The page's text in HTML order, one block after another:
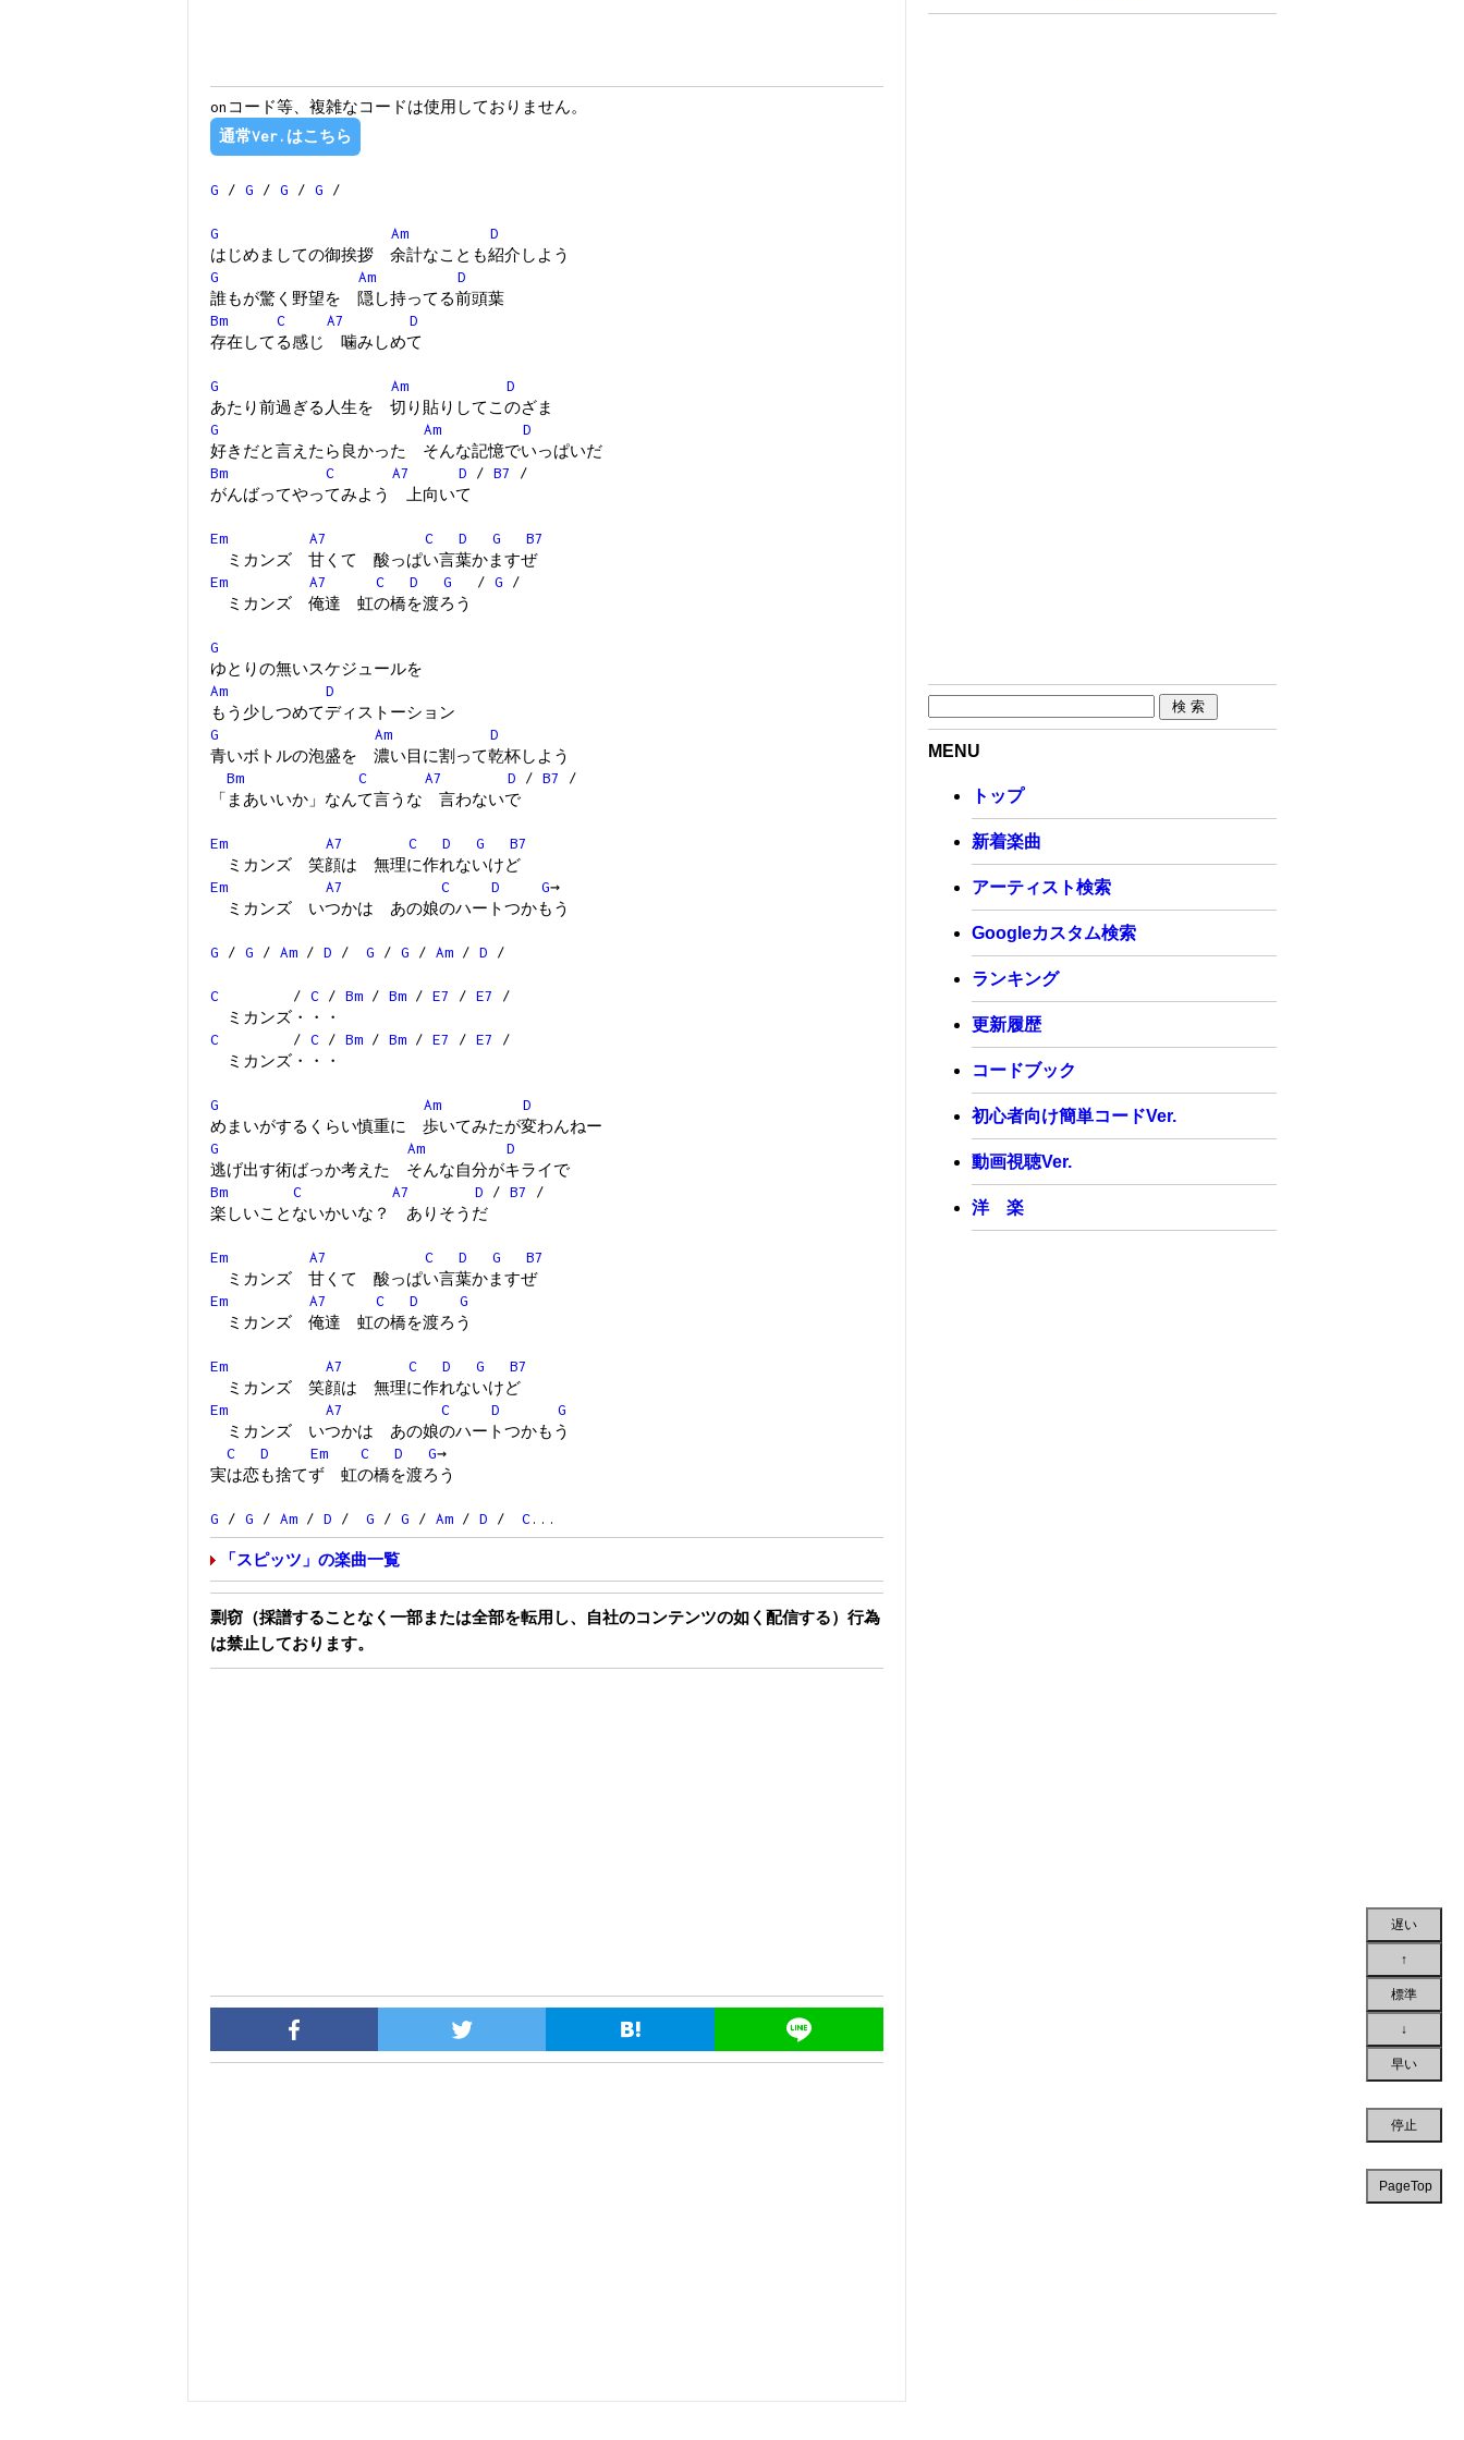
onコード等、複雑なコードは使用しておりません。
通常Ver.はこちら
G / G / G / G /
G Am
D
はじめましての御挨拶 余計なことも紹介しよう
G
Am
D
誰もが驚く野望を 隠し持ってる前頭葉
Bm
C A7
D
存在してる感じ 噛みしめて
G Am
D
あたり前過ぎる人生を 切り貼りしてこのざま
G
Am
D
好きだと言えたら良かった そんな記憶でいっぱいだ
Bm
C A7 D / B7
/
がんばってやってみよう 上向いて
Em A7 C D G
B7
ミカンズ 甘くて 酸っぱい言葉かますぜ
Em
A7 C D G / G /
ミカンズ 俺達 虹の橋を渡ろう
G
ゆとりの無いスケジュールを
Am
D
もう少しつめてディストーション
G
Am
D
青いボトルの泡盛を 濃い目に割って乾杯しよう
Bm
C A7 D / B7
/
「まあいいか」なんて言うな 言わないで
Em A7 C D G
B7
ミカンズ 笑顔は 無理に作れないけど
Em
A7 C D G→
ミカンズ いつかは あの娘のハートつかもう
G / G / Am / D / G / G / Am / D /
C / C / Bm / Bm / E7 / E7
/
ミカンズ・・・
C / C / Bm / Bm / E7 / E7
/
ミカンズ・・・
G Am
D
めまいがするくらい慎重に 歩いてみたが変わんねー
G
Am
D
逃げ出す術ばっか考えた そんな自分がキライで
Bm
C A7 D / B7
/
楽しいことないかいな？ ありそうだ
Em A7 C D G
B7
ミカンズ 甘くて 酸っぱい言葉かますぜ
Em
A7 C D
G
ミカンズ 俺達 虹の橋を渡ろう
Em A7 C D G
B7
ミカンズ 笑顔は 無理に作れないけど
Em
A7 C D
G
ミカンズ いつかは あの娘のハートつかもう
C
D Em C D G→
実は恋も捨てず 虹の橋を渡ろう
G / G / Am / D / G / G / Am / D / C...
「スピッツ」の楽曲一覧
剽窃（採譜することなく一部または全部を転用し、自社のコンテンツの如く配信する）行為
は禁止しております。
MENU
トップ
新着楽曲
アーティスト検索
Googleカスタム検索
ランキング
更新履歴
コードブック
初心者向け簡単コードVer.
動画視聴Ver.
洋 楽